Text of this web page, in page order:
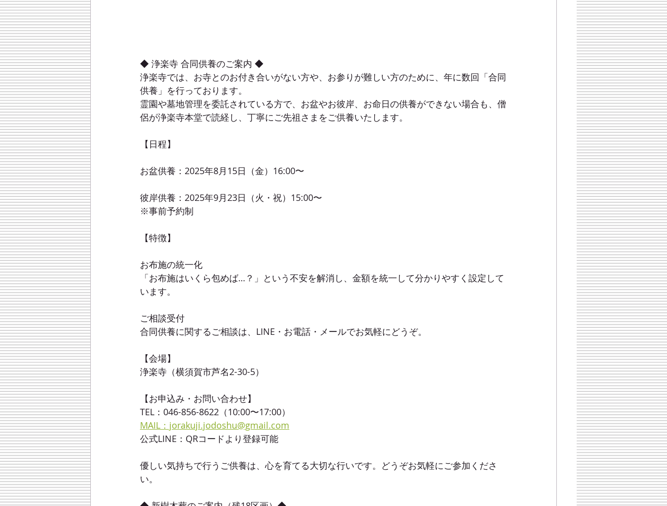
◆ 浄楽寺 合同供養のご案内 ◆
浄楽寺では、お寺とのお付き合いがない方や、お参りが難しい方のために、年に数回「合同
供養」を行っております。
霊園や墓地管理を委託されている方で、お盆やお彼岸、お命日の供養ができない場合も、僧
侶が浄楽寺本堂で読経し、丁寧にご先祖さまをご供養いたします。
【日程】
お盆供養：2025年8月15日（金）16:00〜
彼岸供養：2025年9月23日（火・祝）15:00〜
※事前予約制
【特徴】
お布施の統一化
「お布施はいくら包めば…？」という不安を解消し、金額を統一して分かりやすく設定して
います。
ご相談受付
合同供養に関するご相談は、LINE・お電話・メールでお気軽にどうぞ。
【会場】
浄楽寺（横須賀市芦名2-30-5）
【お申込み・お問い合わせ】
TEL：046-856-8622（10:00〜17:00）
MAIL：jorakuji.jodoshu@gmail.com
公式LINE：QRコードより登録可能
優しい気持ちで行うご供養は、心を育てる大切な行いです。どうぞお気軽にご参加くださ
い。